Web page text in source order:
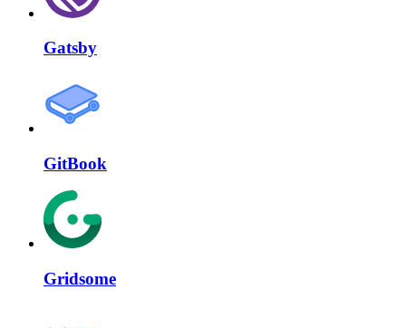
Gatsby
GitBook
Gridsome